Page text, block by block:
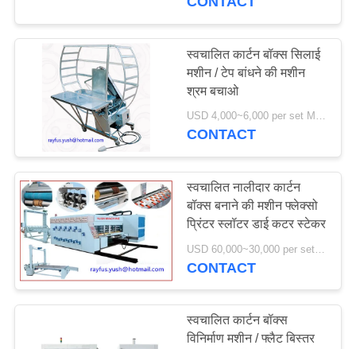
स्वचालित कार्टन बॉक्स सिलाई
मशीन / टेप बांधने की मशीन
श्रम बचाओ
USD 4,000~6,000 per set MOQ:एक सेट
CONTACT
स्वचालित नालीदार कार्टन
बॉक्स बनाने की मशीन फ्लेक्सो
प्रिंटर स्लॉटर डाई कटर स्टेकर
CONTACT
स्वचालित कार्टन बॉक्स
विनिर्माण मशीन / फ्लैट बिस्तर